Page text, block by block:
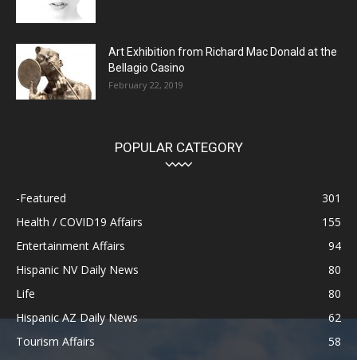
Art Exhibition from Richard Mac Donald at the
Bellagio Casino
February 22, 2019
POPULAR CATEGORY
-Featured
301
Health / COVID19 Affairs
155
Entertainment Affairs
94
Hispanic NV Daily News
80
Life
80
Hispanic AZ Daily News
62
Tourism Affairs
58